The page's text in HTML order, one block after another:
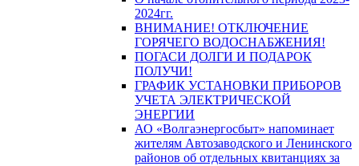
2024гг.
ВНИМАНИЕ! ОТКЛЮЧЕНИЕ
ГОРЯЧЕГО ВОДОСНАБЖЕНИЯ!
ПОГАСИ ДОЛГИ И ПОДАРОК
ПОЛУЧИ!
ГРАФИК УСТАНОВКИ ПРИБОРОВ
УЧЕТА ЭЛЕКТРИЧЕСКОЙ
ЭНЕРГИИ
АО «Волгаэнергосбыт» напоминает
жителям Автозаводского и Ленинского
районов об отдельных квитанциях за